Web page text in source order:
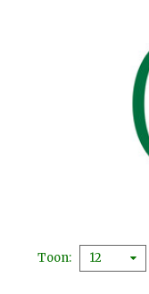
Toon 12